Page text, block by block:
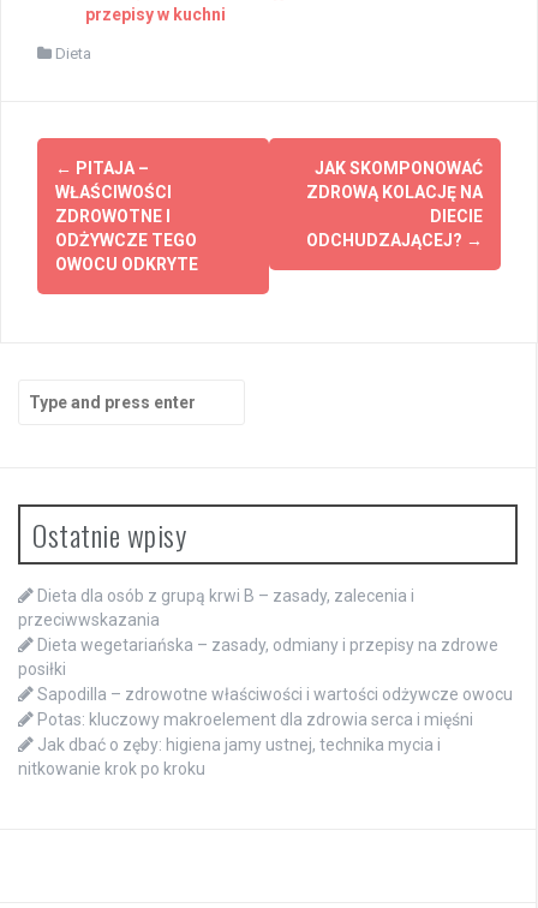
przepisy w kuchni
Dieta
Post
navigation
← PITAJA –
WŁAŚCIWOŚCI
ZDROWOTNE I
ODŻYWCZE TEGO
OWOCU ODKRYTE
JAK SKOMPONOWAĆ
ZDROWĄ KOLACJĘ NA
DIECIE
ODCHUDZAJĄCEJ? →
for:
Ostatnie wpisy
Dieta dla osób z grupą krwi B – zasady, zalecenia i
przeciwwskazania
Dieta wegetariańska – zasady, odmiany i przepisy na zdrowe
posiłki
Sapodilla – zdrowotne właściwości i wartości odżywcze owocu
Potas: kluczowy makroelement dla zdrowia serca i mięśni
Jak dbać o zęby: higiena jamy ustnej, technika mycia i
nitkowanie krok po kroku